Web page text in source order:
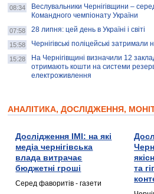
08:34
Веслувальники Чернігівщини –
Командного чемпіонату України
07:58 28 липня: цей день в Україні і світі
15:58 Чернігівські поліцейські затримали
15:28
На Чернігівщині визначили 12
отримають кошти на системи
електроживлення
АНАЛІТИКА, ДОСЛІДЖЕННЯ,
Дослідження ІМІ: на які
медіа чернігівська
влада витрачає
бюджетні гроші
Серед фаворитів - газети
та